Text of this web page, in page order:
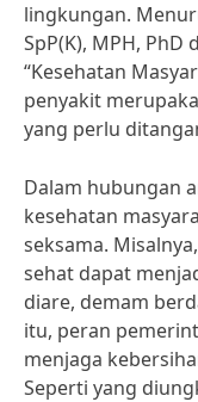
lingkungan.
SpP(K), MPH,
“Kesehatan
penyakit
yang perlu
Dalam hubungan
kesehatan
seksama.
sehat dapat
diare, demam
itu, peran
menjaga
Seperti yang